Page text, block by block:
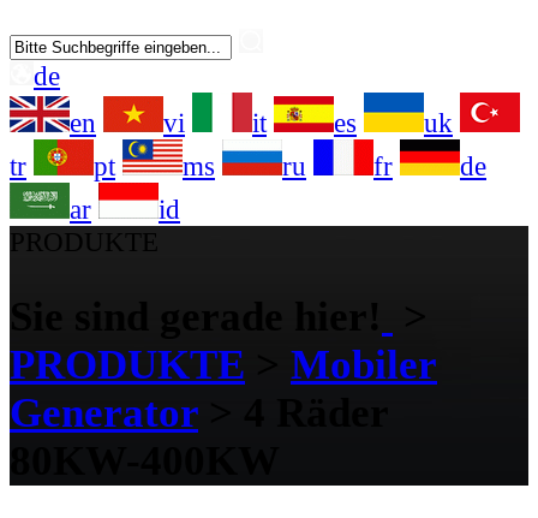
de
en
vi it es
uk
tr
pt ms ru fr
de
ar
id
PRODUKTE
PRODUKTE
Mobiler
Generator